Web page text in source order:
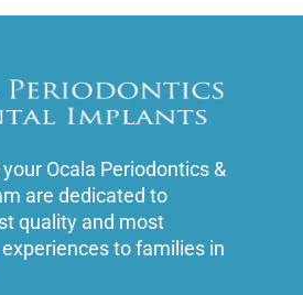
Ocala Periodontics &
are dedicated to
quality and most
to families in